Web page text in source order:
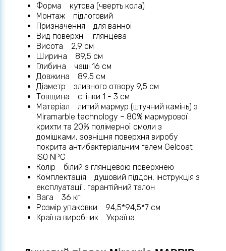
Форма кутова (чверть кола)
Монтаж підлоговий
Призначення для ванної
Вид поверхні глянцева
Висота 2,9 см
Ширина 89,5 см
Глибина чаші 16 см
Довжина 89,5 см
Діаметр зливного отвору 9,5 см
Товщина стінки 1 - 3 см
Матеріал литий мармур (штучний камінь) з
Miramarble technology – 80% мармурової
крихти та 20% полімерної смоли з
домішками, зовнішня поверхня виробу
покрита антибактеріальним гелем Gelcoat
ISO NPG
Колір білий з глянцевою поверхнею
Комплектація душовий піддон, інструкція з
експлуатації, гарантійний талон
Вага 36 кг
Розмір упаковки 94,5*94,5*7 см
Країна виробник Україна